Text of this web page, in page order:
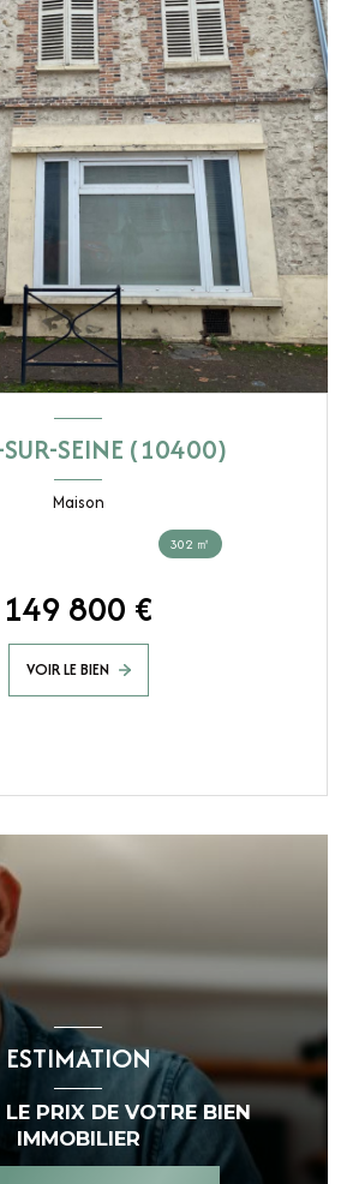
SEINE (10400)
Maison
302 ㎡
149 800 €
VOIR LE BIEN
ESTIMATION
LE PRIX DE VOTRE BIEN
IMMOBILIER